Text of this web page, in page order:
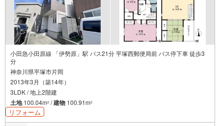
小田急小田原線 「伊勢原」駅 バス21分 平塚西郵便局前 バス停下車 徒歩3
分
神奈川県平塚市片岡
2013年3月（築14年）
3LDK / 地上2階建
土地100.04m2 /建物 100.91m2
リフォーム